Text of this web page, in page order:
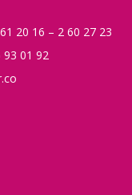
20 16 – 2 60 27 23
93 01 92